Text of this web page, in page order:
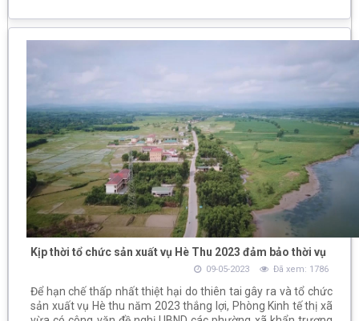
Kịp thời tổ chức sản xuất vụ Hè Thu 2023 đảm bảo thời vụ
09-05-2023 Đã xem: 1786
Để hạn chế thấp nhất thiệt hại do thiên tai gây ra và tổ chức
sản xuất vụ Hè thu năm 2023 thắng lợi, Phòng Kinh tế thị xã